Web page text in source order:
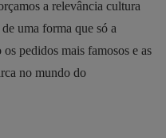
a relevância cultura
uma forma que só a
pedidos mais famosos e as
no mundo do